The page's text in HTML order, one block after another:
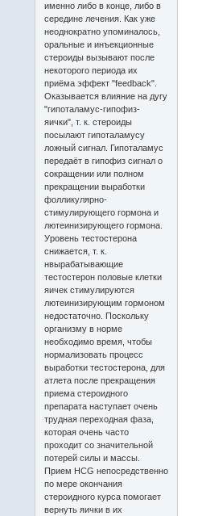
именно либо в конце, либо в
середине лечения. Как уже
неоднократно упоминалось,
оральные и инъекционные
стероиды вызывают после
некоторого периода их
приёма эффект "feedback".
Оказывается влияние на дугу
"гипоталамус-гипофиз-
яички", т. к. стероиды
посылают гипоталамусу
ложный сигнал. Гипоталамус
передаёт в гипофиз сигнал о
сокращении или полном
прекращении выработки
фолликулярно-
стимулирующего гормона и
лютеинизирующего гормона.
Уровень тестостерона
снижается, т. к.
нвырабатывающие
тестостерон половые клетки
яичек стимулируются
лютеинизирующим гормоном
недостаточно. Поскольку
организму в норме
необходимо время, чтобы
нормализовать процесс
выработки тестостерона, для
атлета после прекращения
приема стероидного
препарата наступает очень
трудная переходная фаза,
которая очень часто
проходит со значительной
потерей силы и массы.
Прием HCG непосредственно
по мере окончания
стероидного курса помогает
вернуть яички в их